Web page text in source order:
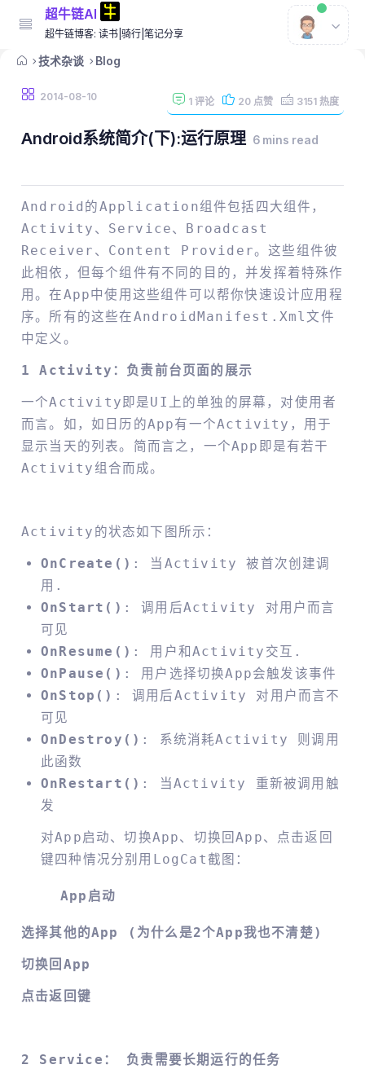
超牛链AI
超牛链博客: 读书|骑行|笔记分享
技术杂谈 Blog
2014-08-10 1 评论 20 点赞 3151 热度
Android系统简介(下):运行原理 6 mins read
Android的Application组件包括四大组件，
Activity、Service、Broadcast
Receiver、Content Provider。这些组件彼
此相依，但每个组件有不同的目的，并发挥着特殊作
用。在app中使用这些组件可以帮你快速设计应用程
序。所有的这些在AndroidManifest.xml文件
中定义。
1 Activity：负责前台页面的展示
一个Activity即是UI上的单独的屏幕，对使用者
而言。如，如日历的App有一个Activity，用于
显示当天的列表。简而言之，一个App即是有若干
Activity组合而成。
Activity的状态如下图所示：
OnCreate() : 当activity 被首次创建调
用.
OnStart() : 调用后activity 对用户而言
可见
OnResume() : 用户和activity交互.
OnPause() : 用户选择切换App会触发该事件
OnStop() : 调用后activity 对用户而言不
可见
OnDestroy() : 系统消耗activity 则调用
此函数
OnRestart() : 当activity 重新被调用触
发
对App启动、切换App、切换回App、点击返回
键四种情况分别用logCat截图：
App启动
选择其他的App (为什么是2个App我也不清楚)
切换回App
点击返回键
2 Service： 负责需要长期运行的任务